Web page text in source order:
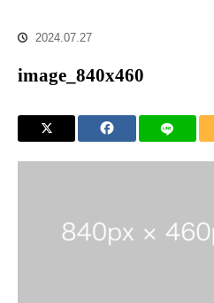
2024.07.27
image_840x460